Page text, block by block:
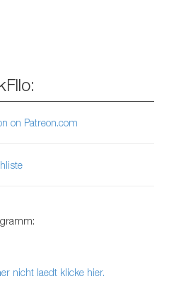
on Patreon.com
nicht laedt klicke hier.